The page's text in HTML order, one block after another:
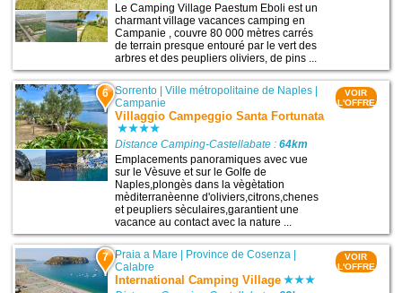
Le Camping Village Paestum Eboli est un
charmant village vacances camping en
Campanie , couvre 80 000 mètres carrés
de terrain presque entouré par le vert des
arbres et des peupliers oliviers, de pins ...
6 Sorrento |Ville métropolitaine de Naples |
Campanie
Villaggio Campeggio Santa Fortunata
Distance Camping-Castellabate :64km
Emplacements panoramiques avec vue
sur le Vèsuve et sur le Golfe de
Naples,plongès dans la vègètation
mèditerranèenne d'oliviers,citrons,chenes
et peupliers sèculaires,garantient une
vacance au contact avec la nature ...
VOIR
L'OFFRE
7 Praia a Mare Province de Cosenza
Calabre
International Camping Village
VOIR
L'OFFRE